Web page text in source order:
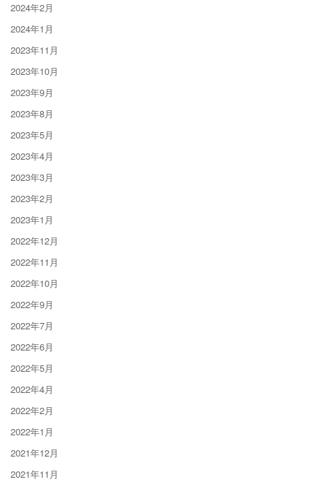
2024年2月
2024年1月
2023年11月
2023年10月
2023年9月
2023年8月
2023年5月
2023年4月
2023年3月
2023年2月
2023年1月
2022年12月
2022年11月
2022年10月
2022年9月
2022年7月
2022年6月
2022年5月
2022年4月
2022年2月
2022年1月
2021年12月
2021年11月